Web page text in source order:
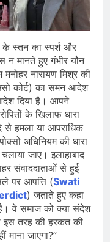
के स्तन का स्पर्श और
न मानते हुए गंभीर यौन
मनोहर नारायण मिश्र की
कोर्ट) का समन आदेश
दिया है। आपने
के खिलाफ धारा
से हमला या आपराधिक
अधिनियम की धारा
जाए। इलाहाबाद
संवाददाताओं से हुई
पर आपत्ति (Swati
) जताते हुए कहा
वे समाज को क्या संदेश
इस तरह की हरकत की
जाएगा?”